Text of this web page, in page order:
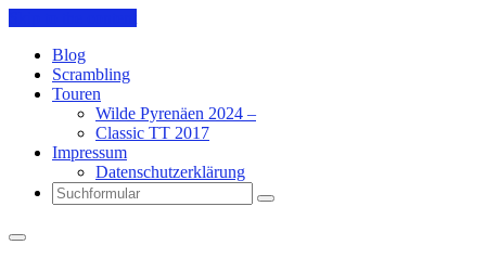
Blog
Scrambling
Touren
Wilde Pyrenäen 2024 –
Classic TT 2017
Impressum
Datenschutzerklärung
Search